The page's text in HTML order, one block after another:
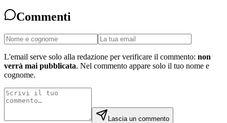
Commenti
L'email serve solo alla redazione per verificare il commento: non
verrà mai pubblicata. Nel commento appare solo il tuo nome e
cognome.
Lascia un commento